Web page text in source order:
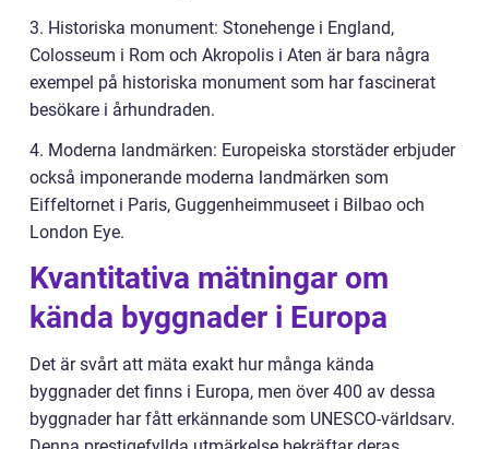
3. Historiska monument: Stonehenge i England,
Colosseum i Rom och Akropolis i Aten är bara några
exempel på historiska monument som har fascinerat
besökare i århundraden.
4. Moderna landmärken: Europeiska storstäder erbjuder
också imponerande moderna landmärken som
Eiffeltornet i Paris, Guggenheimmuseet i Bilbao och
London Eye.
Kvantitativa mätningar om
kända byggnader i Europa
Det är svårt att mäta exakt hur många kända
byggnader det finns i Europa, men över 400 av dessa
byggnader har fått erkännande som UNESCO-världsarv.